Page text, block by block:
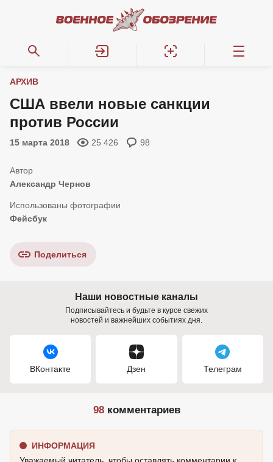
АРХИВ
США ввели новые санкции
против России
15 марта 2018 25 426 98
Александр Чернов
Фейсбук
Поделиться
Наши новостные каналы
Подписывайтесь и будьте в курсе свежих
новостей и важнейших событиях дня.
ВКонтакте Дзен Телеграм
98комментариев
ИНФОРМАЦИЯ